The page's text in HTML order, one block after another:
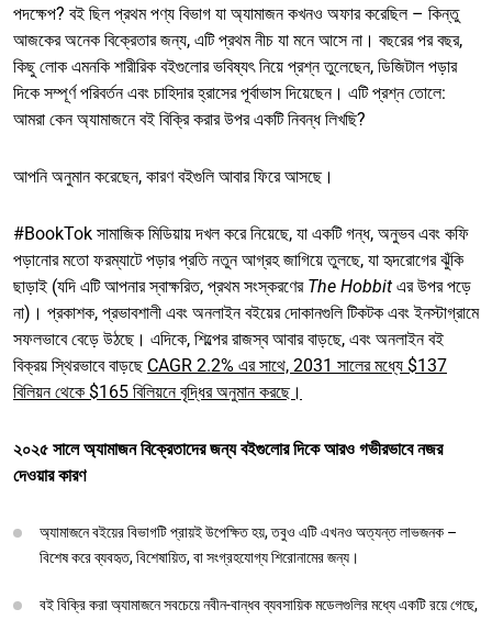
পদক্ষেপ? বই ছিল প্রথম পণ্য বিভাগ যা অ্যামাজন কখনও অফার করেছিল – কিন্তু
আজকের অনেক বিক্রেতার জন্য, এটি প্রথম নীচ যা মনে আসে না। বছরের পর বছর,
কিছু লোক এমনকি শারীরিক বইগুলোর ভবিষ্যৎ নিয়ে প্রশ্ন তুলেছেন, ডিজিটাল পড়ার
দিকে সম্পূর্ণ পরিবর্তন এবং চাহিদার হ্রাসের পূর্বাভাস দিয়েছেন। এটি প্রশ্ন তোলে:
আমরা কেন অ্যামাজনে বই বিক্রি করার উপর একটি নিবন্ধ লিখছি?
আপনি অনুমান করেছেন, কারণ বইগুলি আবার ফিরে আসছে।
#BookTok সামাজিক মিডিয়ায় দখল করে নিয়েছে, যা একটি গন্ধ, অনুভব এবং কফি
পড়ানোর মতো ফরম্যাটে পড়ার প্রতি নতুন আগ্রহ জাগিয়ে তুলছে, যা হৃদরোগের ঝুঁকি
ছাড়াই (যদি এটি আপনার স্বাক্ষরিত, প্রথম সংস্করণের The Hobbit এর উপর পড়ে
না)। প্রকাশক, প্রভাবশালী এবং অনলাইন বইয়ের দোকানগুলি টিকটক এবং ইনস্টাগ্রামে
সফলভাবে বেড়ে উঠছে। এদিকে, শিল্পের রাজস্ব আবার বাড়ছে, এবং অনলাইন বই
বিক্রয় স্থিরভাবে বাড়ছে CAGR 2.2% এর সাথে, 2031 সালের মধ্যে $137
বিলিয়ন থেকে $165 বিলিয়নে বৃদ্ধির অনুমান করছে।
২০২৫ সালে অ্যামাজন বিক্রেতাদের জন্য বইগুলোর দিকে আরও গভীরভাবে নজর
দেওয়ার কারণ
অ্যামাজনে বইয়ের বিভাগটি প্রায়ই উপেক্ষিত হয়, তবুও এটি এখনও অত্যন্ত লাভজনক –
বিশেষ করে ব্যবহৃত, বিশেষায়িত, বা সংগ্রহযোগ্য শিরোনামের জন্য।
বই বিক্রি করা অ্যামাজনে সবচেয়ে নবীন-বান্ধব ব্যবসায়িক মডেলগুলির মধ্যে একটি রয়ে গেছে,